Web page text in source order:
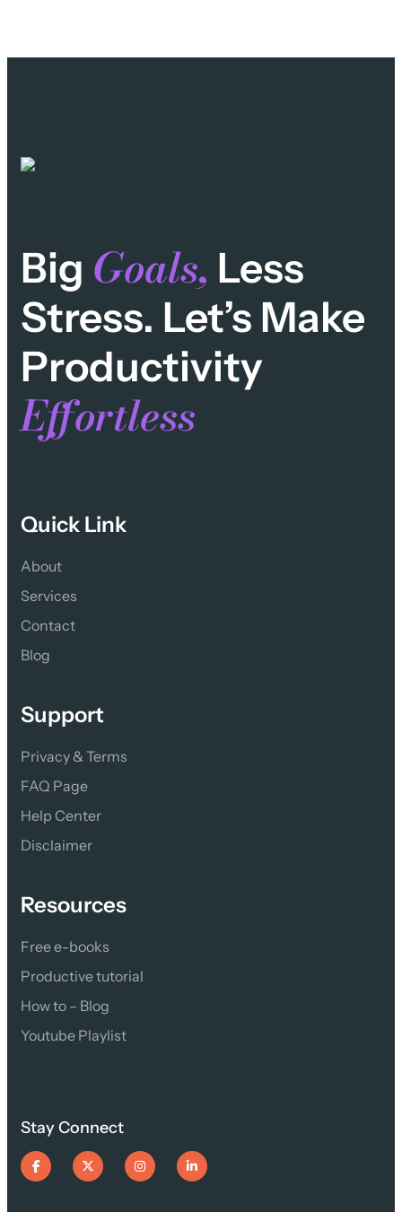
Big Goals, Less
Stress. Let’s Make
Productivity
Effortless
Quick Link
About
Services
Contact
Blog
Support
Privacy & Terms
FAQ Page
Help Center
Disclaimer
Resources
Free e-books
Productive tutorial
How to – Blog
Youtube Playlist
Stay Connect